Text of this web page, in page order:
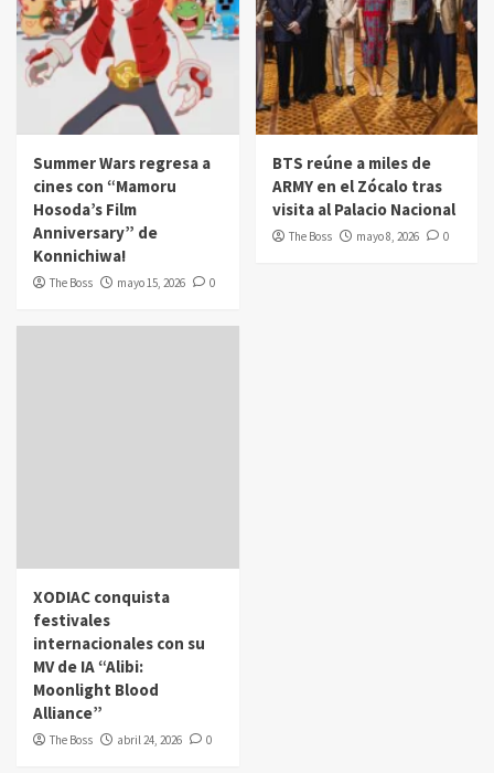
Summer Wars regresa a
cines con “Mamoru
Hosoda’s Film
Anniversary” de
Konnichiwa!
The Boss mayo 15, 2026 0
BTS reúne a miles de
ARMY en el Zócalo tras
visita al Palacio Nacional
The Boss mayo 8, 2026 0
XODIAC conquista
festivales
internacionales con su
MV de IA “Alibi:
Moonlight Blood
Alliance”
The Boss abril 24, 2026 0